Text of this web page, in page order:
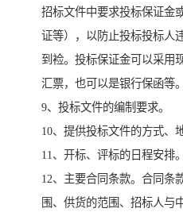
招标文件中要求投标保证金
证等），以防止投标投标人
到裣。投标保证金可以采用
汇票，也可以是银行保函等。
9、投标文件的编制要求。
10、提供投标文件的方式、
11、开标、评标的日程安排。
12、主要合同条款。合同条
围、供货的范围、招标人与